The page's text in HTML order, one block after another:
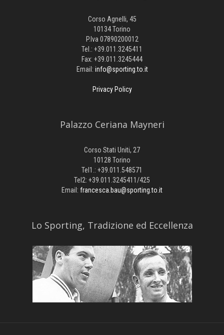
Corso Agnelli, 45
10134 Torino
P.Iva 07890200012
Tel.: +39.011.3245411
Fax: +39.011.3245444
Email: info@sporting.to.it
Privacy Policy
Palazzo Ceriana Mayneri
Corso Stati Uniti, 27
10128 Torino
Tel1.: +39.011.548571
Tel2: +39.011.3245411/425
Email: francesca.bau@sporting.to.it
​Lo Sporting, Tradizione ed Eccellenza